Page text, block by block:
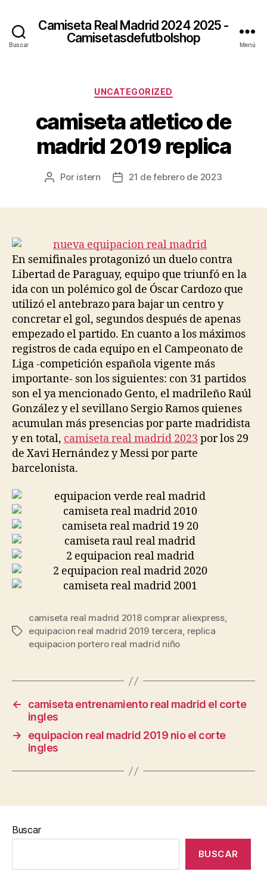
Buscar
Camiseta Real Madrid 2024 2025 -
Camisetasdefutbolshop
Menú
Categorías
UNCATEGORIZED
camiseta atletico de
madrid 2019 replica
Autor
Por istern
Fecha21 de febrero de 2023
En semifinales protagonizó un duelo contra
Libertad de Paraguay, equipo que triunfó en la
ida con un polémico gol de Óscar Cardozo que
utilizó el antebrazo para bajar un centro y
concretar el gol, segundos después de apenas
empezado el partido. En cuanto a los máximos
registros de cada equipo en el Campeonato de
Liga -competición española vigente más
importante- son los siguientes: con 31 partidos
son el ya mencionado Gento, el madrileño Raúl
González y el sevillano Sergio Ramos quienes
acumulan más presencias por parte madridista
y en total, camiseta real madrid 2023 por los 29
de Xavi Hernández y Messi por parte
barcelonista.
Etiquetas
camiseta real madrid 2018 comprar aliexpress,
equipacion real madrid 2019 tercera, replica
equipacion portero real madrid niño
←
camiseta entrenamiento real madrid el corte
ingles
→
equipacion real madrid 2019 nio el corte
ingles
Buscar
BUSCAR